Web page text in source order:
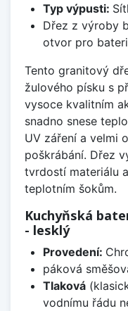
Typ výpusti:
Dřez z výroby
otvor pro
Tento granitový
žulového písku s
vysoce kvalitním
snadno snese
UV záření a velmi
poškrábání. Dřez
tvrdostí materiálu
teplotním šokům.
Kuchyňská
- lesklý
Provedení:
páková
Tlaková
vodnímu řádu